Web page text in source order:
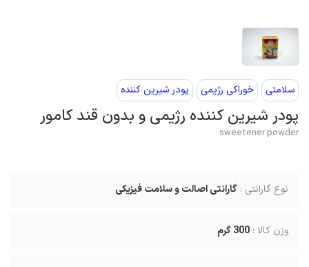
سلامتی خوراکی رژیمی پودر شیرین کننده
پودر شیرین کننده رژیمی و بدون قند کامور
sweetener powder
نوع گارانتی : گارانتی اصالت و سلامت فیزیکی
وزن کالا : 300گرم